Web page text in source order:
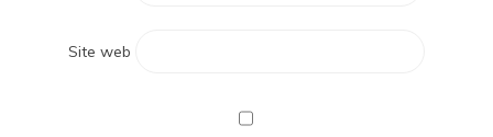
Site web